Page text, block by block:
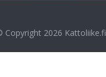
Copyright 2026 Kattoliike.fi